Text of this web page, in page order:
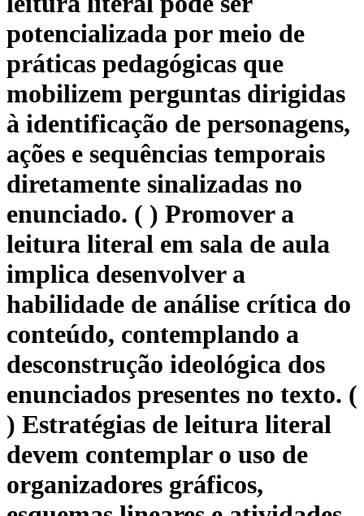
potencializada por meio de
práticas pedagógicas que
mobilizem perguntas dirigidas
à identificação de personagens,
ações e sequências temporais
diretamente sinalizadas no
enunciado. ( ) Promover a
leitura literal em sala de aula
implica desenvolver a
habilidade de análise crítica do
conteúdo, contemplando a
desconstrução ideológica dos
enunciados presentes no texto. (
) Estratégias de leitura literal
devem contemplar o uso de
organizadores gráficos,